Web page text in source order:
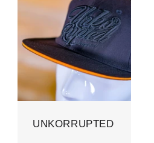
UNKORRUPTED